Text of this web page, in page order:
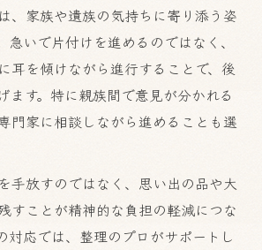
理を助ける遺品整理のコツ
迷いや葛藤を減らす考え方
、家族や遺族の気持ちに寄り添う姿
急いで片付けを進めるのではなく、
耳を傾けながら進行することで、後
ます。特に親族間で意見が分かれる
門家に相談しながら進めることも選
手放すのではなく、思い出の品や大
すことが精神的な負担の軽減につな
対応では、整理のプロがサポートし